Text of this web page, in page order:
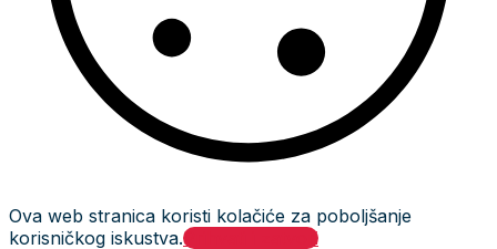
Ova web stranica koristi kolačiće za poboljšanje
korisničkog iskustva.Prihvati i zatvori